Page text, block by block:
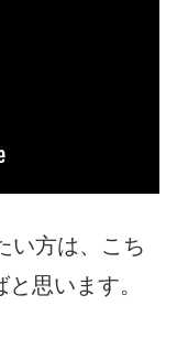
い方は、こち
思います。